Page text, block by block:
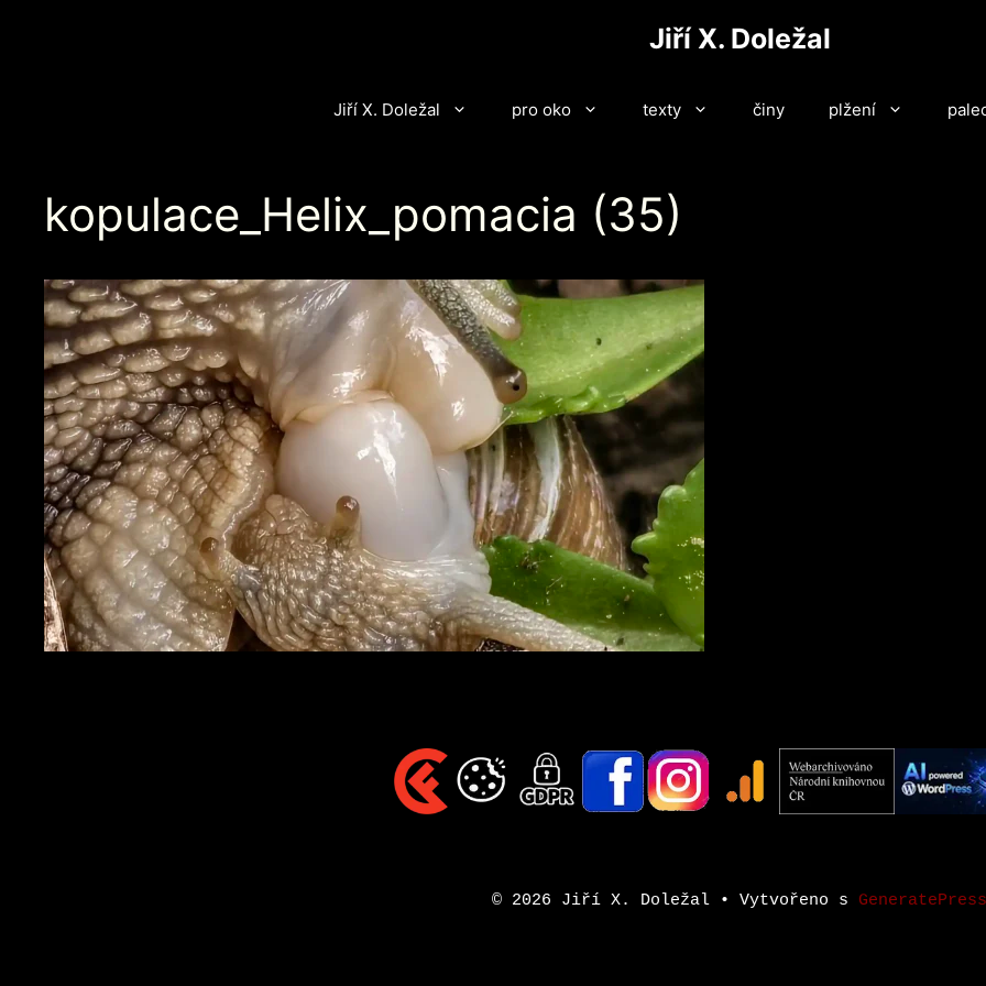
Jiří X. Doležal
Jiří X. Doležal pro oko texty činy plžení
kopulace_Helix_pomacia (35)
© 2026 Jiří X. Doležal • Vytvořeno s GeneratePress